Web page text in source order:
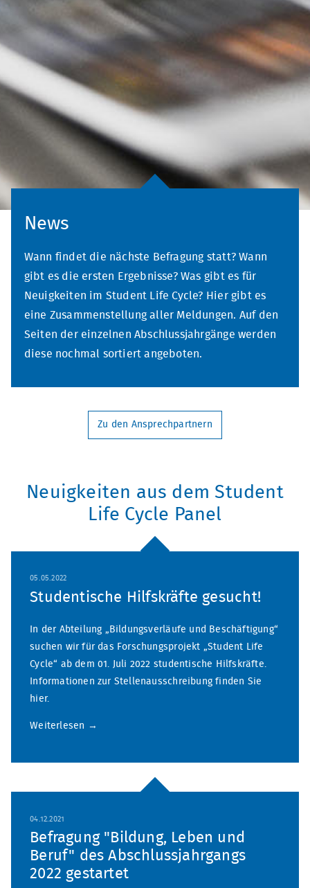
News
Wann findet die nächste Befragung statt? Wann
gibt es die ersten Ergebnisse? Was gibt es für
Neuigkeiten im Student Life Cycle? Hier gibt es
eine Zusammenstellung aller Meldungen. Auf den
Seiten der einzelnen Abschlussjahrgänge werden
diese nochmal sortiert angeboten.
Zu den Ansprechpartnern
Neuigkeiten aus dem Student
Life Cycle Panel
05.05.2022
Studentische Hilfskräfte gesucht!
In der Abteilung „Bildungsverläufe und Beschäftigung“
suchen wir für das Forschungsprojekt „Student Life
Cycle“ ab dem 01. Juli 2022 studentische Hilfskräfte.
Informationen zur Stellenausschreibung finden Sie
hier.
Weiterlesen
04.12.2021
Befragung "Bildung, Leben und
Beruf" des Abschlussjahrgangs
2022 gestartet